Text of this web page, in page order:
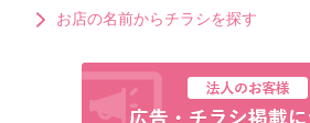
お店の名前からチラシを探す